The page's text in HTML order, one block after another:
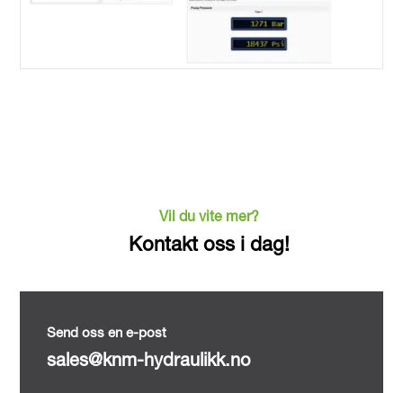
Vil du vite mer?
Kontakt oss i dag!
Send oss en e-post
sales@knm-hydraulikk.no